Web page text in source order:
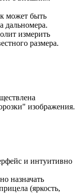
может быть
дальномера.
измерить
размера.
изображения.
и интуитивно
назначать
(яркость,